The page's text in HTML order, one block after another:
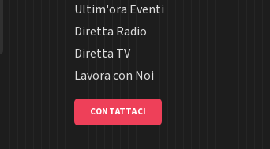
Ultim'ora Eventi
Diretta Radio
Diretta TV
Lavora con Noi
CONTATTACI